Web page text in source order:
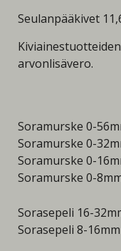
Seulanpääkivet
arvonlisävero.
Soramurske 0-
Soramurske 0-
Soramurske 0-
Soramurske 0-
Sorasepeli 16-
Sorasepeli 8-